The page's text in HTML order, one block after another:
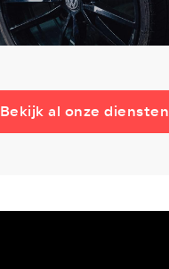
Bekijk al onze diensten